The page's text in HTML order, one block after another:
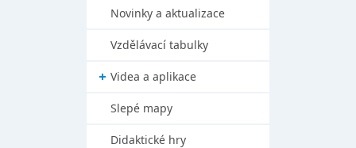
Novinky a aktualizace
Vzdělávací tabulky
Videa a aplikace
Slepé mapy
Didaktické hry